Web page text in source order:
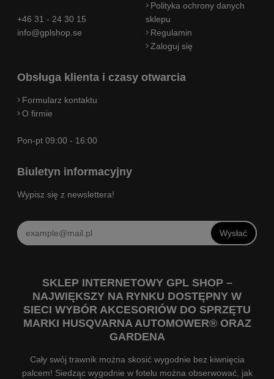
+46 31 - 24 30 15
info@gplshop.se
Polityka ochrony danych
sklepu
Regulamin
Zaloguj się
Obsługa klienta i czasy otwarcia
Formularz kontaktu
O firmie
Pon-pt 09:00 - 16:00
Biuletyn informacyjny
Wypisz się z newslettera!
Wysłać
SKLEP INTERNETOWY GPL SHOP –
NAJWIĘKSZY NA RYNKU DOSTĘPNY W
SIECI WYBÓR AKCESORIÓW DO SPRZĘTU
MARKI HUSQVARNA AUTOMOWER® ORAZ
GARDENA
Cały swój trawnik można skosić wygodnie bez kiwnięcia
palcem! Siedząc wygodnie w fotelu można obserwować, jak